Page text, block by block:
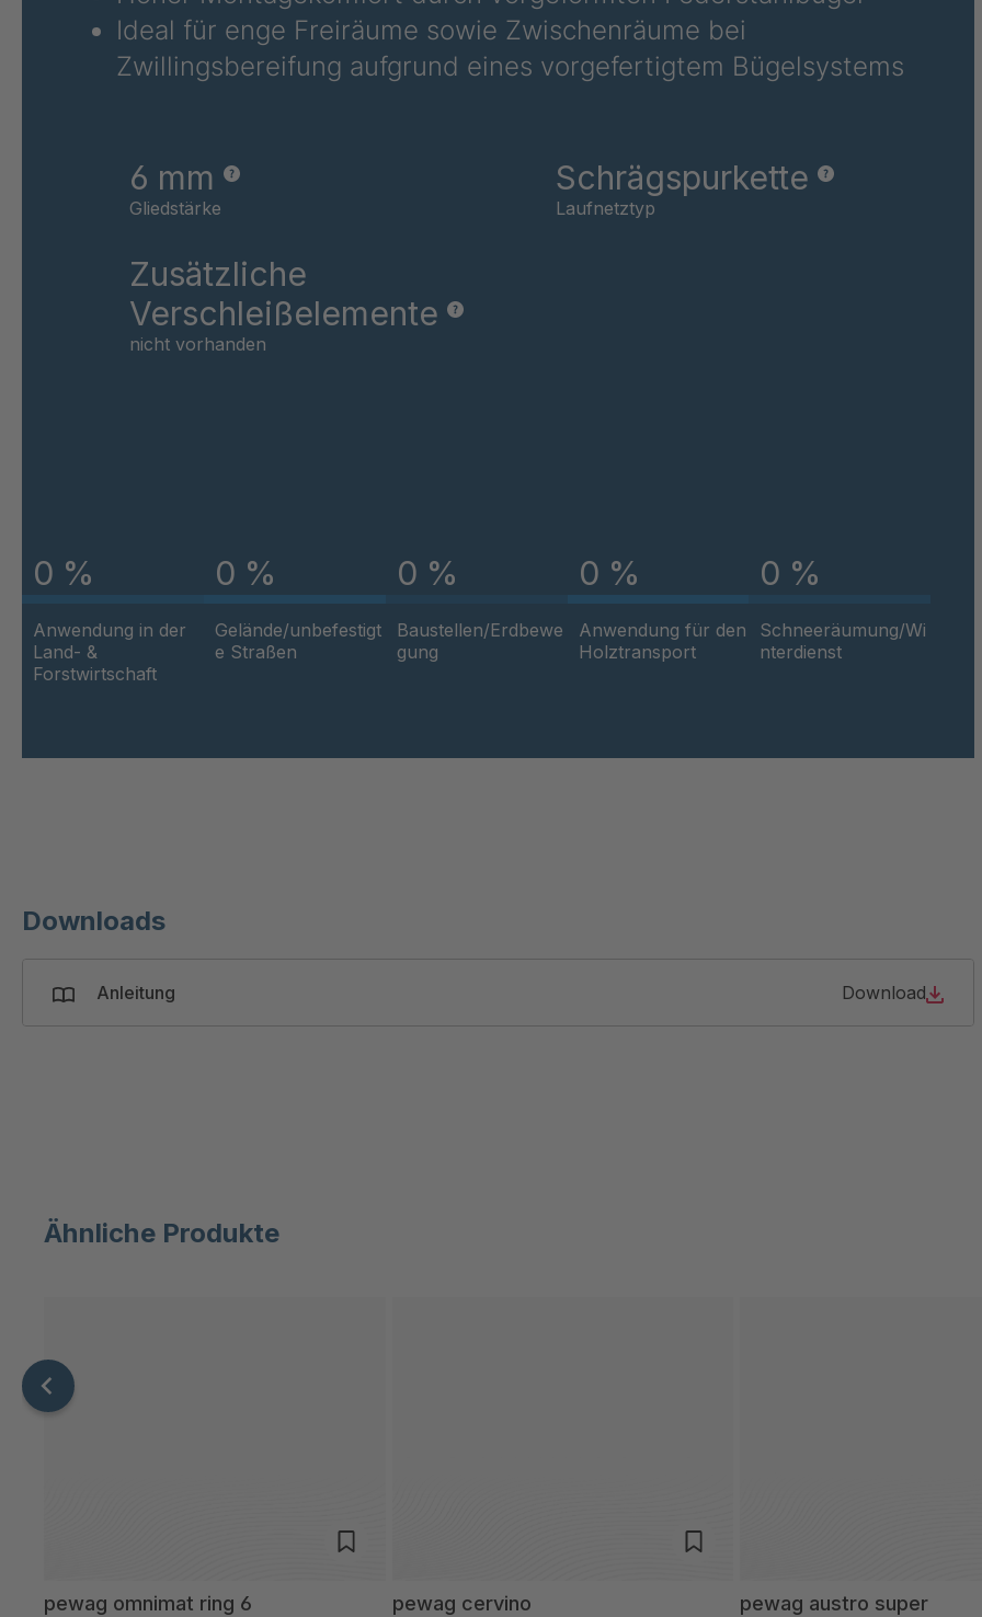
Ideal für enge Freiräume sowie Zwischenräume bei
Zwillingsbereifung aufgrund eines vorgefertigtem Bügelsystems
6 mm
Gliedstärke
Schrägspurkette
Laufnetztyp
Zusätzliche
Verschleißelemente
nicht vorhanden
0 %
Anwendung in der
Land- &
Forstwirtschaft
0 %
Gelände/unbefestigt
e Straßen
0 %
Baustellen/Erdbewe
gung
0 %
Anwendung für den
Holztransport
0 %
Schneeräumung/Wi
nterdienst
Downloads
Anleitung Download
Ähnliche Produkte
pewag omnimat ring 6 pewag cervino pewag austro super